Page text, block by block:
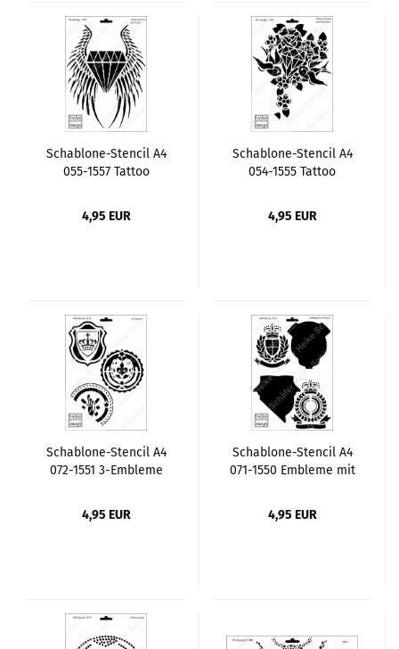
Schablone-Stencil A4
055-1557 Tattoo
4,95 EUR
Schablone-Stencil A4
054-1555 Tattoo
4,95 EUR
Schablone-Stencil A4
072-1551 3-Embleme
4,95 EUR
Schablone-Stencil A4
071-1550 Embleme mit
4,95 EUR